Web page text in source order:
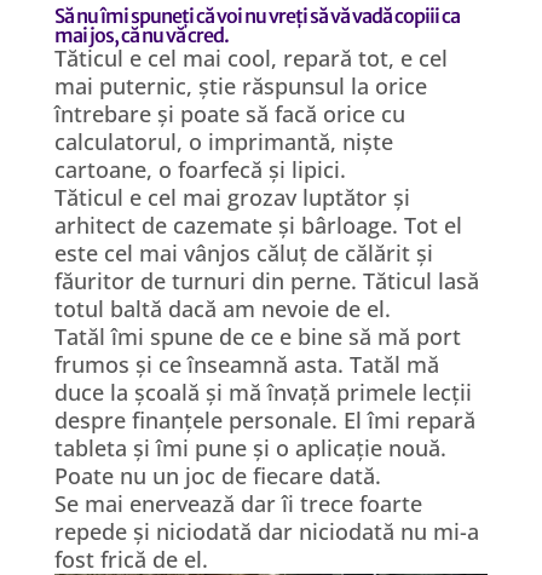
Să nu îmi spuneți că voi nu vreți să vă vadă copiii ca
mai jos, că nu vă cred.
Tăticul e cel mai cool, repară tot, e cel
mai puternic, știe răspunsul la orice
întrebare și poate să facă orice cu
calculatorul, o imprimantă, niște
cartoane, o foarfecă și lipici.
Tăticul e cel mai grozav luptător și
arhitect de cazemate și bârloage. Tot el
este cel mai vânjos căluț de călărit și
făuritor de turnuri din perne. Tăticul lasă
totul baltă dacă am nevoie de el.
Tatăl îmi spune de ce e bine să mă port
frumos și ce înseamnă asta. Tatăl mă
duce la școală și mă învață primele lecții
despre finanțele personale. El îmi repară
tableta și îmi pune și o aplicație nouă.
Poate nu un joc de fiecare dată.
Se mai enervează dar îi trece foarte
repede și niciodată dar niciodată nu mi-a
fost frică de el.